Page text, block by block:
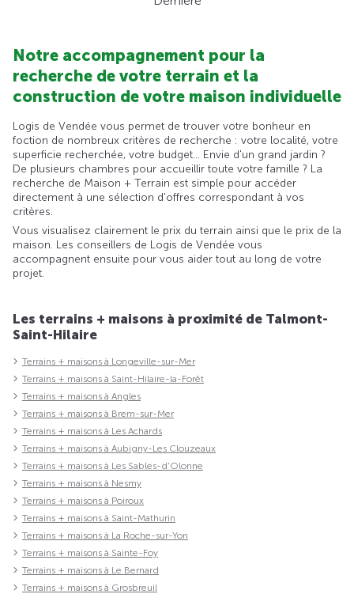
Notre accompagnement pour la
recherche de votre terrain et la
construction de votre maison individuelle
Logis de Vendée vous permet de trouver votre bonheur en
foction de nombreux critères de recherche : votre localité, votre
superficie recherchée, votre budget... Envie d'un grand jardin ?
De plusieurs chambres pour accueillir toute votre famille ? La
recherche de Maison + Terrain est simple pour accéder
directement à une sélection d'offres correspondant à vos
critères.
Vous visualisez clairement le prix du terrain ainsi que le prix de la
maison. Les conseillers de Logis de Vendée vous
accompagnent ensuite pour vous aider tout au long de votre
projet.
Les terrains + maisons à proximité de Talmont-
Saint-Hilaire
Terrains + maisons à Longeville-sur-Mer
Terrains + maisons à Saint-Hilaire-la-Forêt
Terrains + maisons à Angles
Terrains + maisons à Brem-sur-Mer
Terrains + maisons à Les Achards
Terrains + maisons à Aubigny-Les Clouzeaux
Terrains + maisons à Les Sables-d'Olonne
Terrains + maisons à Nesmy
Terrains + maisons à Poiroux
Terrains + maisons à Saint-Mathurin
Terrains + maisons à La Roche-sur-Yon
Terrains + maisons à Sainte-Foy
Terrains + maisons à Le Bernard
Terrains + maisons à Grosbreuil